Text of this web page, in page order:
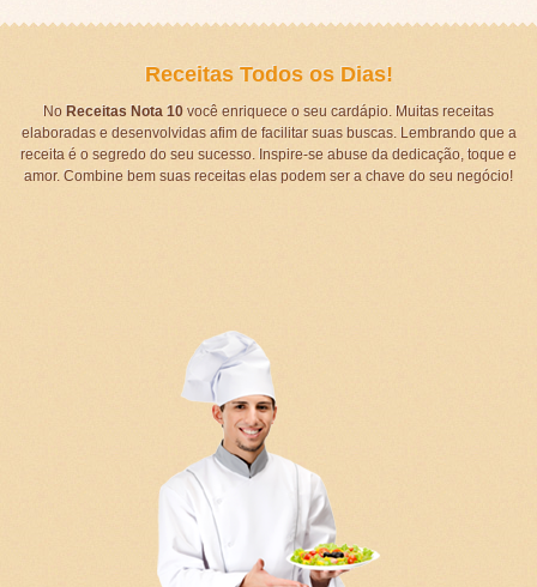
Receitas Todos os Dias!
No Receitas Nota 10você enriquece o seu cardápio. Muitas receitas
elaboradas e desenvolvidas afim de facilitar suas buscas. Lembrando que a
receita é o segredo do seu sucesso. Inspire-se abuse da dedicação, toque e
amor. Combine bem suas receitas elas podem ser a chave do seu negócio!